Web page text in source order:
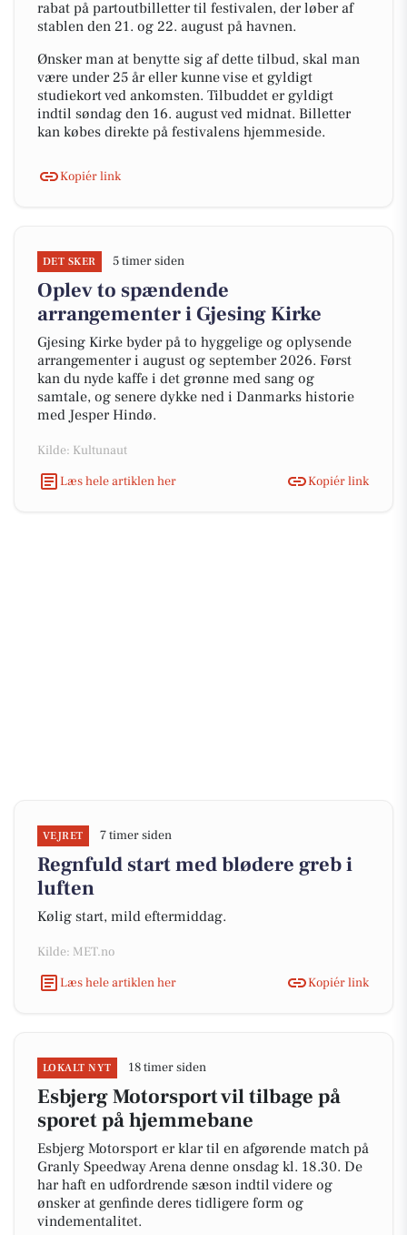
rabat på partoutbilletter til festivalen, der løber af
stablen den 21. og 22. august på havnen.
Ønsker man at benytte sig af dette tilbud, skal man
være under 25 år eller kunne vise et gyldigt
studiekort ved ankomsten. Tilbuddet er gyldigt
indtil søndag den 16. august ved midnat. Billetter
kan købes direkte på festivalens hjemmeside.
Kopiér link
DET SKER 5 timer siden
Oplev to spændende
arrangementer i Gjesing Kirke
Gjesing Kirke byder på to hyggelige og oplysende
arrangementer i august og september 2026. Først
kan du nyde kaffe i det grønne med sang og
samtale, og senere dykke ned i Danmarks historie
med Jesper Hindø.
Kilde: Kultunaut
Læs hele artiklen her
Kopiér link
VEJRET 7 timer siden
Regnfuld start med blødere greb i
luften
Kølig start, mild eftermiddag.
Kilde: MET.no
Læs hele artiklen her
Kopiér link
LOKALT NYT 18 timer siden
Esbjerg Motorsport vil tilbage på
sporet på hjemmebane
Esbjerg Motorsport er klar til en afgørende match på
Granly Speedway Arena denne onsdag kl. 18.30. De
har haft en udfordrende sæson indtil videre og
ønsker at genfinde deres tidligere form og
vindementalitet.